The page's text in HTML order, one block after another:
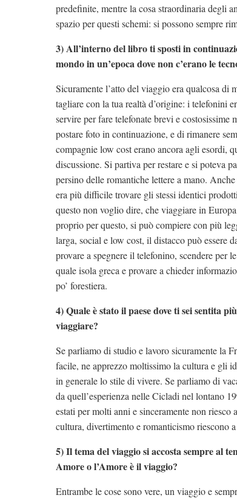
predefinite, mentre la cosa straordinaria degli
spazio per questi schemi: si possono sempre
3) All’interno del libro ti sposti in
mondo in un’epoca dove non c’erano le
Sicuramente l’atto del viaggio era qualcosa
tagliare con la tua realtà d’origine: i telefonini
servire per fare telefonate brevi e
postare foto in continuazione, e di rimanere
compagnie low cost erano ancora agli esordi,
discussione. Si partiva per restare e si poteva
persino delle romantiche lettere a mano.
era più difficile trovare gli stessi identici
questo non voglio dire, che viaggiare in
proprio per questo, si può compiere con più
larga, social e low cost, il distacco può
provare a spegnere il telefonino, scendere per
quale isola greca e provare a chieder
po’ forestiera.
4) Quale è stato il paese dove ti sei sentita
viaggiare?
Se parliamo di studio e lavoro sicuramente la
facile, ne apprezzo moltissimo la cultura e gli
in generale lo stile di vivere. Se parliamo di
da quell’esperienza nelle Cicladi nel lontano
estati per molti anni e sinceramente non
cultura, divertimento e romanticismo riescono
5) Il tema del viaggio si accosta sempre al
Amore o l’Amore è il viaggio?
Entrambe le cose sono vere, un viaggio e